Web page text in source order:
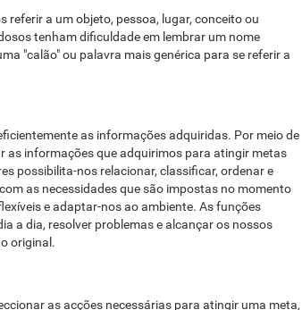
referir a um objeto, pessoa, lugar, conceito ou
tenham dificuldade em lembrar um nome
"calão" ou palavra mais genérica para se referir a
as informações adquiridas. Por meio de
as informações que adquirimos para atingir metas
possibilita-nos relacionar, classificar, ordenar e
as necessidades que são impostas no momento
e adaptar-nos ao ambiente. As funções
a dia, resolver problemas e alcançar os nossos
original.
as acções necessárias para atingir uma meta,